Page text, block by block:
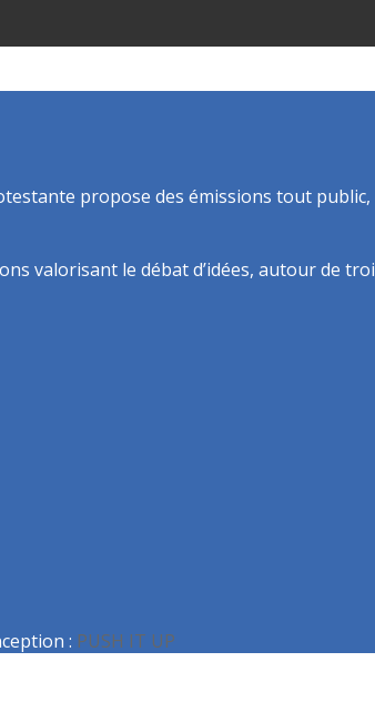
propose des émissions tout
valorisant le débat d’idées, autour de
: PUSH IT UP